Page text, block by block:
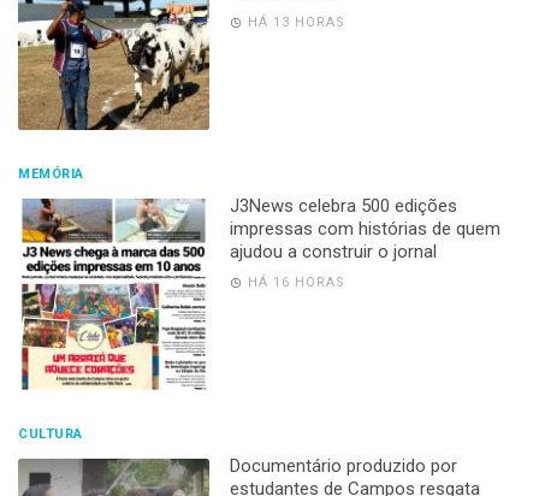
HÁ 13 HORAS
MEMÓRIA
J3News celebra 500 edições
impressas com histórias de quem
ajudou a construir o jornal
HÁ 16 HORAS
CULTURA
Documentário produzido por
estudantes de Campos resgata